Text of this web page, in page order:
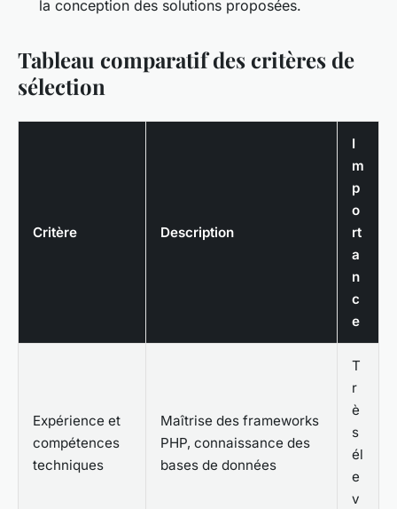
la conception des solutions proposées.
Tableau comparatif des critères de
sélection
Critère Description
I
m
p
o
rt
a
n
c
e
Expérience et
compétences
techniques
Maîtrise des frameworks
PHP, connaissance des
bases de données
T
r
è
s
él
e
v